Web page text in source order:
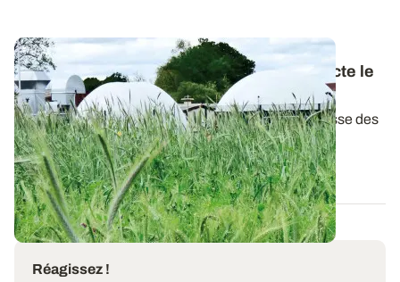
Comment le changement climatique impacte le
cycle de production des CIVE
Dans les projections climatiques pour 2050, la hausse des
températures pourrait modifier...
25 AVR. 2025
Réagissez !